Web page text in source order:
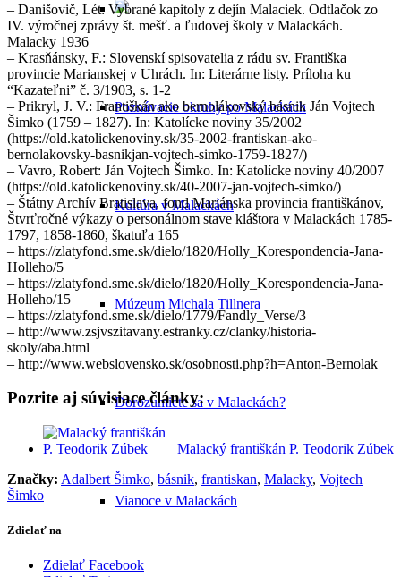
Poznávacie okruhy po Malackách
Kultúra v Malackách
Múzeum Michala Tillnera
Dorozumiete sa v Malackách?
Vianoce v Malackách
– Danišovič, Lét: Vybrané kapitoly z dejín Malaciek. Odtlačok zo
IV. výročnej zprávy št. mešť. a ľudovej školy v Malackách.
Malacky 1936
– Krasňánsky, F.: Slovenskí spisovatelia z rádu sv. Františka
provincie Marianskej v Uhrách. In: Literárne listy. Príloha ku
“Kazateľni” č. 3/1903, s. 1-2
– Prikryl, J. V.: Františkán ako bernolákovský básnik Ján Vojtech
Šimko (1759 – 1827). In: Katolícke noviny 35/2002
(https://old.katolickenoviny.sk/35-2002-frantiskan-ako-
bernolakovsky-basnikjan-vojtech-simko-1759-1827/)
– Vavro, Robert: Ján Vojtech Šimko. In: Katolícke noviny 40/2007
(https://old.katolickenoviny.sk/40-2007-jan-vojtech-simko/)
– Štátny Archív Bratislava, fond Mariánska provincia františkánov,
Štvrťročné výkazy o personálnom stave kláštora v Malackách 1785-
1797, 1858-1860, škatuľa 165
– https://zlatyfond.sme.sk/dielo/1820/Holly_Korespondencia-Jana-
Holleho/5
– https://zlatyfond.sme.sk/dielo/1820/Holly_Korespondencia-Jana-
Holleho/15
– https://zlatyfond.sme.sk/dielo/1779/Fandly_Verse/3
– http://www.zsjvszitavany.estranky.cz/clanky/historia-
skoly/aba.html
– http://www.webslovensko.sk/osobnosti.php?h=Anton-Bernolak
Pozrite aj súvisiace články:
Malacký františkán P. Teodorik Zúbek
Značky: Adalbert Šimko, básnik, frantiskan, Malacky, Vojtech
Šimko
Zdielať na
Zdielať Facebook